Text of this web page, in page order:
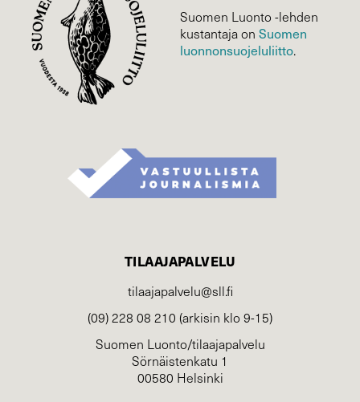
Suomen Luonto -lehden
kustantaja on Suomen
luonnonsuojelu­liitto.
TILAAJAPALVELU
tilaajapalvelu@sll.fi
(09) 228 08 210 (arkisin klo 9-15)
Suomen Luonto/tilaajapalvelu
Sörnäistenkatu 1
00580 Helsinki